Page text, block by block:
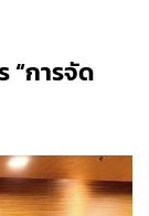
“การจัด